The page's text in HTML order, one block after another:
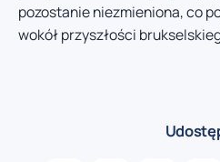
pozostanie niezmieniona, co
wokół przyszłości